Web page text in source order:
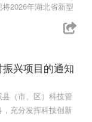
2026年湖北省新型
兴项目的通知
（市、区）科技管
充分发挥科技创新